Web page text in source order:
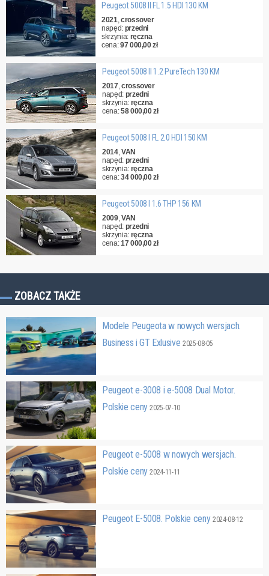
Peugeot 5008 II FL 1.5 HDI 130 KM
2021,crossover
napęd: przedni
skrzynia: ręczna
cena:97 000,00 zł
Peugeot 5008 II 1.2 PureTech 130 KM
2017,crossover
napęd: przedni
skrzynia: ręczna
cena:58 000,00 zł
Peugeot 5008 I FL 2.0 HDI 150 KM
2014,VAN
napęd: przedni
skrzynia: ręczna
cena:34 000,00 zł
Peugeot 5008 I 1.6 THP 156 KM
2009,VAN
napęd: przedni
skrzynia: ręczna
cena:17 000,00 zł
ZOBACZ TAKŻE
Modele Peugeota w nowych wersjach.
Business i GT Exlusive 2025-08-05
Peugeot e-3008 i e-5008 Dual Motor.
Polskie ceny2025-07-10
Peugeot e-5008 w nowych wersjach.
Polskie ceny2024-11-11
Peugeot E-5008. Polskie ceny 2024-08-12